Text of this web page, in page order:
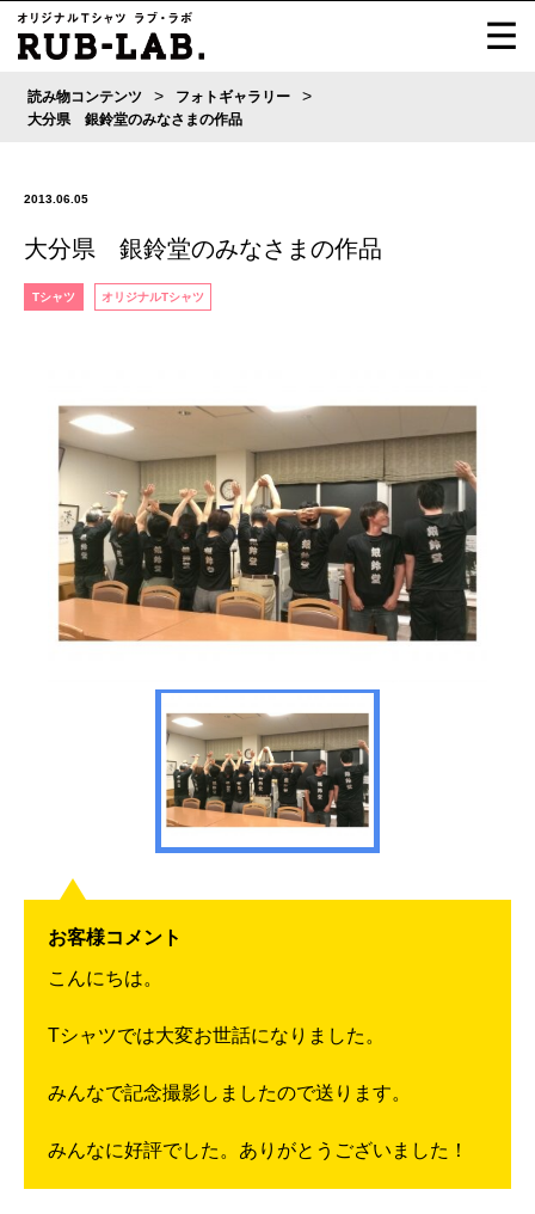
読み物コンテンツ > フォトギャラリー >
大分県 銀鈴堂のみなさまの作品
2013.06.05
大分県 銀鈴堂のみなさまの作品
Tシャツ オリジナルTシャツ
お客様コメント
こんにちは。
Tシャツでは大変お世話になりました。
みんなで記念撮影しましたので送ります。
みんなに好評でした。ありがとうございました！